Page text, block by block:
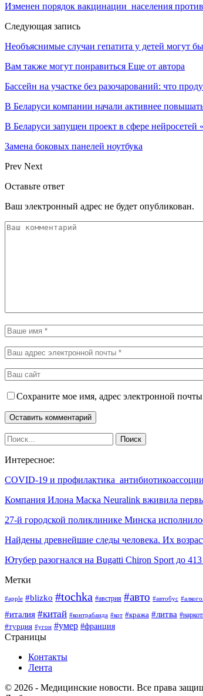
Изменен порядок вакцинации населения
Следующая запись
Необъяснимые случаи гепатита у детей могут
Вам также могут понравиться Еще от автора
Бассейн на участке без разочарований: что
В Беларуси компании начали активнее
В Беларуси запущен проект в сфере
Замена боковых панелей ноутбука
Prev Next
Оставьте ответ
Ваш электронный адрес не будет опубликован.
Сохраните мое имя, адрес электронной
Интересное:
COVID-19 и профилактика
Компания Илона Маска Neuralink вживила
27-й городской поликлинике Минска
Найдены древнейшие следы человека. Их
Ютубер разогнался на Bugatti Chiron Sport до
Метки
#apple #blizko #tochka #австрия #авто #автобус
#италия #китай #контрабанда #кот #кража #литва
#турция #угон #умер #франция
Страницы
Контакты
Лента
© 2026 - Медицинские новости. Все права